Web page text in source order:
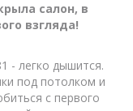
салон, в
взгляда!
- легко дышится.
под потолком и
с первого